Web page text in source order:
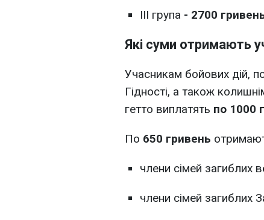
III група - 2700
Які суми отримають
Учасникам бойових дій,
Гідності, а також
гетто виплатять по 1000
По 650 гривень
члени сімей загиблих
члени сімей загиблих